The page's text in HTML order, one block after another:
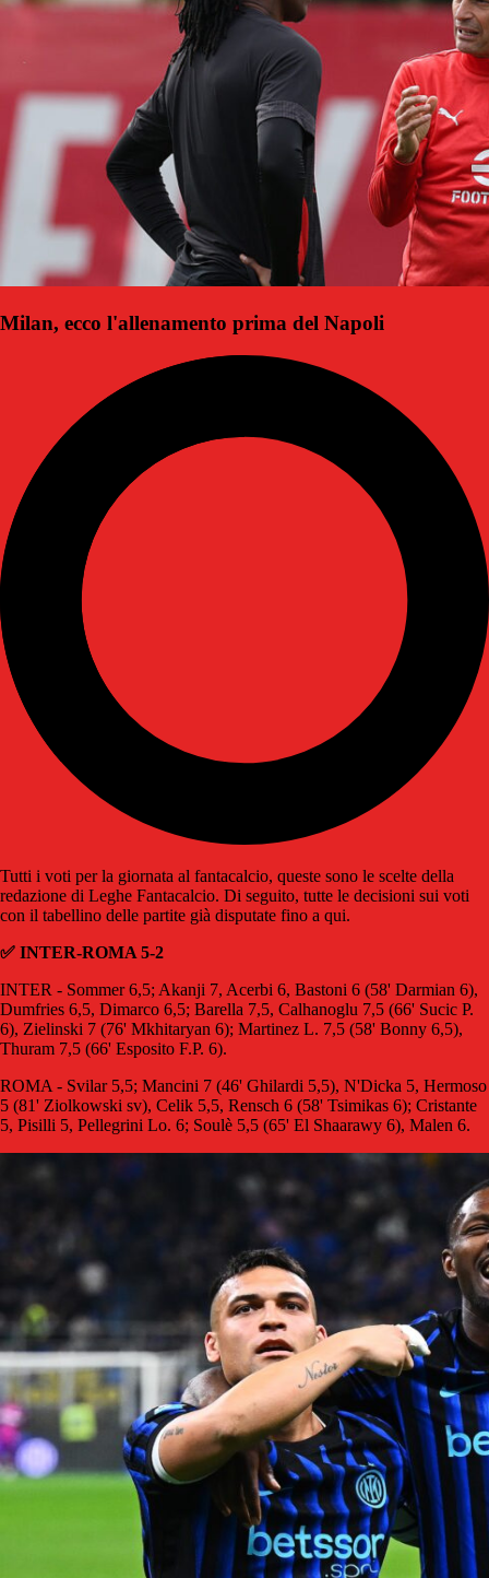
Milan, ecco l'allenamento prima del Napoli
Tutti i voti per la giornata al fantacalcio, queste sono le scelte della
redazione di Leghe Fantacalcio. Di seguito, tutte le decisioni sui voti
con il tabellino delle partite già disputate fino a qui.
✅ INTER-ROMA 5-2
INTER - Sommer 6,5; Akanji 7, Acerbi 6, Bastoni 6 (58' Darmian 6),
Dumfries 6,5, Dimarco 6,5; Barella 7,5, Calhanoglu 7,5 (66' Sucic P.
6), Zielinski 7 (76' Mkhitaryan 6); Martinez L. 7,5 (58' Bonny 6,5),
Thuram 7,5 (66' Esposito F.P. 6).
ROMA - Svilar 5,5; Mancini 7 (46' Ghilardi 5,5), N'Dicka 5, Hermoso
5 (81' Ziolkowski sv), Celik 5,5, Rensch 6 (58' Tsimikas 6); Cristante
5, Pisilli 5, Pellegrini Lo. 6; Soulè 5,5 (65' El Shaarawy 6), Malen 6.